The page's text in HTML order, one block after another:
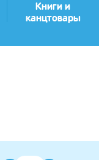
Книги и
канцтовары